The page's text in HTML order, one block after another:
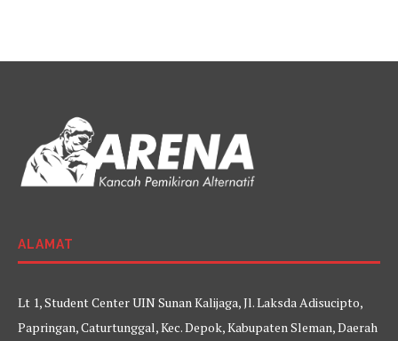
ALAMAT
Lt 1, Student Center UIN Sunan Kalijaga, Jl. Laksda Adisucipto,
Papringan, Caturtunggal, Kec. Depok, Kabupaten Sleman, Daerah